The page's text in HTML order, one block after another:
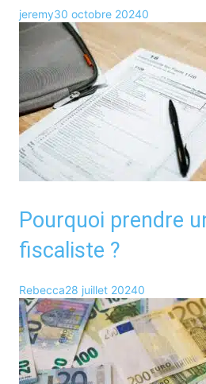
jeremy30 octobre 20240
Pourquoi prendre
fiscaliste ?
Rebecca28 juillet 20240